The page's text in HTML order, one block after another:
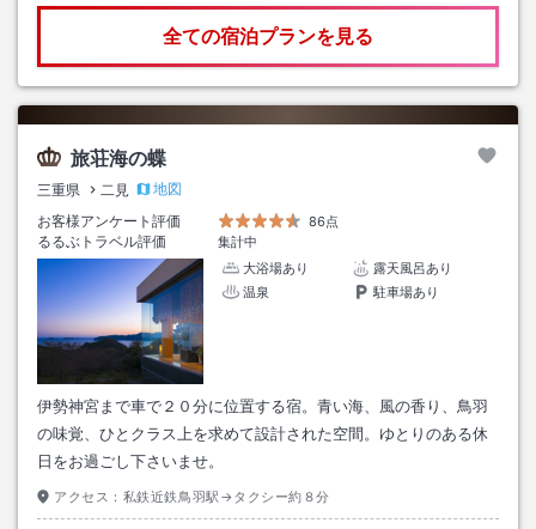
全ての宿泊プランを見る
旅荘海の蝶
三重県 二見
地図
お客様アンケート評価
86点
るるぶトラベル評価
集計中
大浴場あり
露天風呂あり
温泉
駐車場あり
伊勢神宮まで車で２０分に位置する宿。青い海、風の香り、鳥羽
の味覚、ひとクラス上を求めて設計された空間。ゆとりのある休
日をお過ごし下さいませ。
アクセス： 私鉄近鉄鳥羽駅→タクシー約８分